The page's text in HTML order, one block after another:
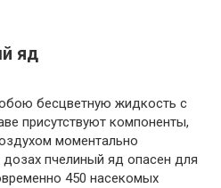
яд
бесцветную жидкость с
присутствуют компоненты,
моментально
пчелиный яд опасен для
450 насекомых